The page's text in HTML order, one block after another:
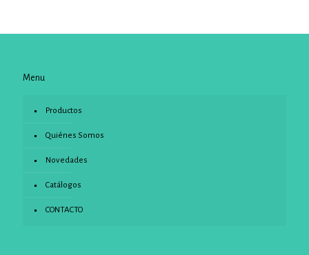
Menu
Productos
Quiénes Somos
Novedades
Catálogos
CONTACTO